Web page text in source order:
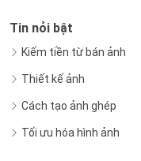
Tin nỏi bật
Kiếm tiền từ bán ảnh
Thiết kế ảnh
Cách tạo ảnh ghép
Tối ưu hóa hình ảnh